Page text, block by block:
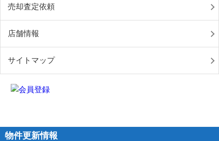
売却査定依頼
店舗情報
サイトマップ
物件更新情報